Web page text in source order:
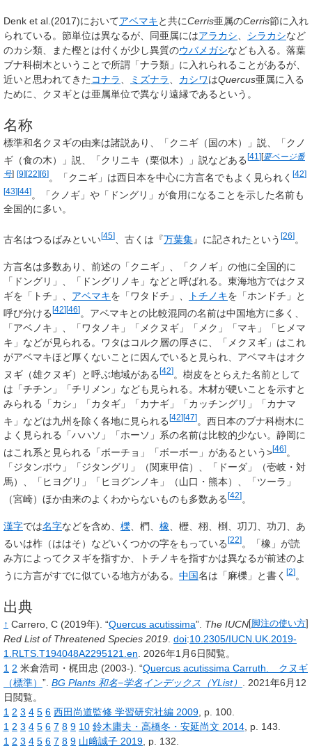
Denk et al.(2017)においてアベマキと共にCerris亜属のCerris節に入れ
られている。節単位は異なるが、同亜属にはアラカシ シラカシなど
のカシ類、また樫とは付くが少し異質のウバメガシなども入る。落葉
ブナ科樹木ということで所謂「ナラ類」に入れられることがあるが、
近いと思われてきた コナラ ミズナラ カシワはQuercus亜属に入る
ために、クヌギとは亜属単位で異なり遠縁であるという。
名称
標準和名クヌギの由来は諸説あり、「クニギ（国の木）」説、「クノ
ギ（食の木）」説、「クリニキ（栗似木）」説などある [41 ] [要ページ番
号] [9][22][6] 。「クニギ」は西日本を中心に方言名でもよく見られく [42]
[43][44]。「クノギ」や「ドングリ」が食用になることを示した名前も
全国的に多い。
古名はつるばみといい[45] 、古くは『万葉集』に記されたという [26]。
方言名は多数あり、前述の「クニギ」、「クノギ」の他に全国的に
「ドングリ」、「ドングリノキ」などと呼ばれる。東海地方ではクヌ
ギを「トチ」、 アベマキを「ワタドチ」、 トチノキを「ホンドチ」と
呼び分ける [42][46] 。アベマキとの比較混同の名前は中国地方に多く、
「アベノキ」、「ワタノキ」「メクヌギ」「メク」「マキ」「ヒメマ
キ」などが見られる。ワタはコルク層の厚さに、「メクヌギ」はこれ
がアベマキほど厚くないことに因んでいると見られ、アベマキはオク
ヌギ（雄クヌギ）と呼ぶ地域がある[42]。樹皮をとらえた名前として
は「チチン」「チリメン」なども見られる。木材が硬いことを示すと
みられる「カシ」「カタギ」「カナギ」「カッチングリ」「カナマ
キ」などは九州を除く各地に見られる[42][47]。西日本のブナ科樹木に
よく見られる「ハハソ」「ホーソ」系の名前は比較的少ない。静岡に
はこれ系と見られる「ボーチョ」「ボーボー」があるという>[46] 。
「ジタンボウ」「ジタングリ」（関東甲信）、「ドーダ」（壱岐・対
馬）、「ヒヨグリ」「ヒヨグンノキ」（山口・熊本）、「ツーラ」
（宮崎）ほか由来のよくわからないものも多数ある[42]。
漢字では名字などを含め、 櫟 、椚、 橡 、櫪、栩、椡、㓛刀、功刀、あ
るいは柞（ははそ）などいくつかの字をもっている [22] 。「橡」が読
み方によってクヌギを指すか、トチノキを指すかは異なるが前述のよ
うに方言がすでに似ている地方がある。 中国名は「麻櫟」と書く [2]。
出典
脚注の使い方
↑ Carrero, C (2019年). “Quercus acutissima”. The IUCN
Red List of Threatened Species 2019 doi:10.2305/IUCN.UK.2019-
1.RLTS.T194048A2295121.en
2026年1月6日閲覧。
1 2 米倉浩司・梶田忠 (2003-). “Quercus acutissima Carruth. クヌギ
（標準） ”. BG Plants 和名−学名インデックス（YList）
2021年6月12
日閲覧。
1 2 3 4 5 6 西田尚道監修 学習研究社編 2009 , p. 100.
1 2 3 4 5 6 7 8 9 10 鈴木庸夫・高橋冬・安延尚文 2014 , p. 143.
1 2 3 4 5 6 7 8 9 山﨑誠子 2019 , p. 132.